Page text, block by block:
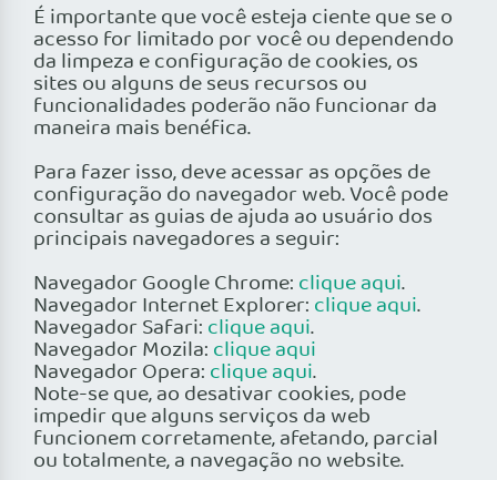
É importante que você esteja ciente que se o
acesso for limitado por você ou dependendo
da limpeza e configuração de cookies, os
sites ou alguns de seus recursos ou
funcionalidades poderão não funcionar da
maneira mais benéfica.
Para fazer isso, deve acessar as opções de
configuração do navegador web. Você pode
consultar as guias de ajuda ao usuário dos
principais navegadores a seguir:
Navegador Google Chrome: clique aqui.
Navegador Internet Explorer: clique aqui.
Navegador Safari: clique aqui.
Navegador Mozila: clique aqui
Navegador Opera: clique aqui.
Note-se que, ao desativar cookies, pode
impedir que alguns serviços da web
funcionem corretamente, afetando, parcial
ou totalmente, a navegação no website.